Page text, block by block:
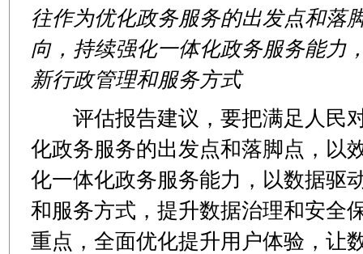
往作为优化政务服务的出发点和落
向，持续强化一体化政务服务能力
新行政管理和服务方式
评估报告建议，要把满足人民
化政务服务的出发点和落脚点，以
化一体化政务服务能力，以数据驱
和服务方式，提升数据治理和安全
重点，全面优化提升用户体验，让